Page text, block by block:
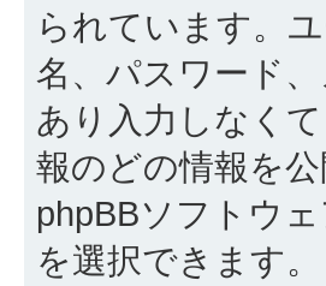
られています。
名、パスワード
あり入力しなく
報のどの情報を
phpBBソフトウ
を選択できます。